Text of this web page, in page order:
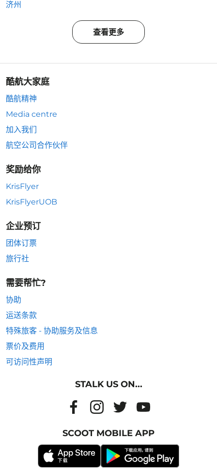
济州
查看更多
酷航大家庭
酷航精神
Media centre
加入我们
航空公司合作伙伴
奖励给你
KrisFlyer
KrisFlyerUOB
企业预订
团体订票
旅行社
需要帮忙?
协助
运送条款
特殊旅客 - 协助服务及信息
票价及费用
可访问性声明
STALK US ON...
SCOOT MOBILE APP